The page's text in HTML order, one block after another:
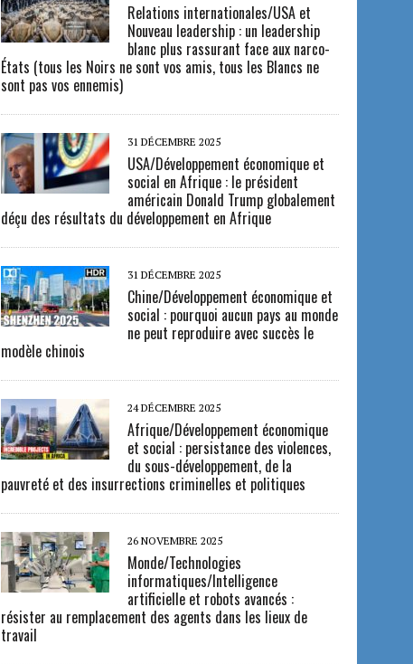
Relations internationales/USA et
Nouveau leadership : un leadership
blanc plus rassurant face aux narco-
États (tous les Noirs ne sont vos amis, tous les Blancs ne
sont pas vos ennemis)
31 DÉCEMBRE 2025
USA/Développement économique et
social en Afrique : le président
américain Donald Trump globalement
déçu des résultats du développement en Afrique
31 DÉCEMBRE 2025
Chine/Développement économique et
social : pourquoi aucun pays au monde
ne peut reproduire avec succès le
modèle chinois
24 DÉCEMBRE 2025
Afrique/Développement économique
et social : persistance des violences,
du sous-développement, de la
pauvreté et des insurrections criminelles et politiques
26 NOVEMBRE 2025
Monde/Technologies
informatiques/Intelligence
artificielle et robots avancés :
résister au remplacement des agents dans les lieux de
travail